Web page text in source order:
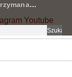
…
Youtube
Szukaj